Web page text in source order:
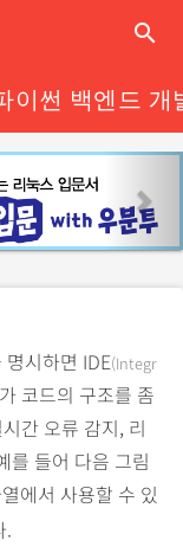
close
search
이썬 백엔드 개
e
x
시하면 IDE(Integr
가 코드의 구조를 좀
간 오류 감지, 리
를 들어 다음 그림
에서 사용할 수 있
.